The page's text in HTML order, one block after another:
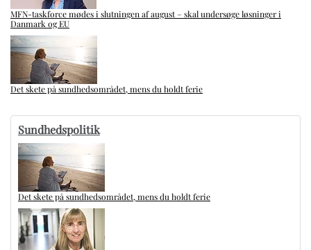
MFN-taskforce mødes i slutningen af august – skal undersøge løsninger i
Danmark og EU
Det skete på sundhedsområdet, mens du holdt ferie
Sundhedspolitik
Det skete på sundhedsområdet, mens du holdt ferie